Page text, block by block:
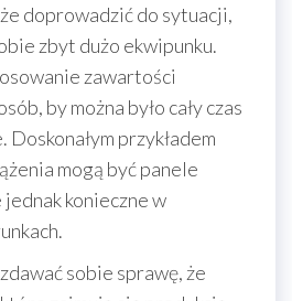
doprowadzić do sytuacji,
zbyt dużo ekwipunku.
zawartości
by można było cały czas
Doskonałym przykładem
mogą być panele
konieczne w
sobie sprawę, że